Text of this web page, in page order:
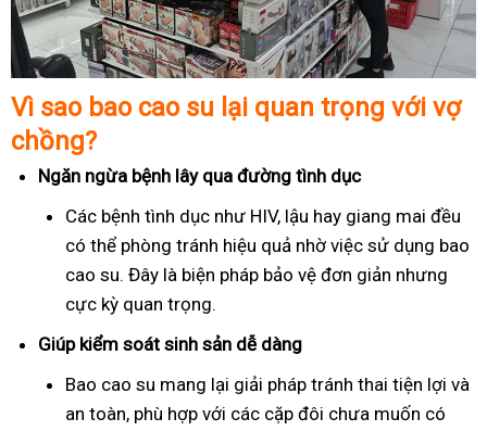
Vì sao bao cao su lại quan trọng với vợ
chồng?
Ngăn ngừa bệnh lây qua đường tình dục
Các bệnh tình dục như HIV, lậu hay giang mai đều
có thể phòng tránh hiệu quả nhờ việc sử dụng bao
cao su. Đây là biện pháp bảo vệ đơn giản nhưng
cực kỳ quan trọng.
Giúp kiểm soát sinh sản dễ dàng
Bao cao su mang lại giải pháp tránh thai tiện lợi và
an toàn, phù hợp với các cặp đôi chưa muốn có